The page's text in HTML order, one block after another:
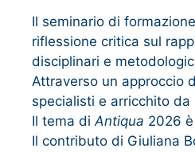
Il seminario di
riflessione critica sul
disciplinari e
Attraverso un approccio
specialisti e arricchito
Il tema diAntiqua 2026
Il contributo di Giuliana